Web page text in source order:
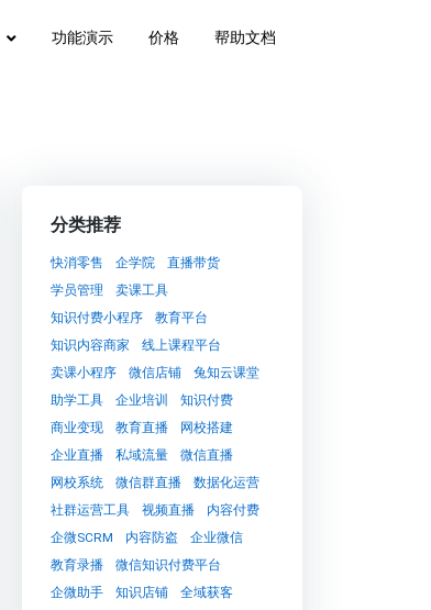
功能演示 价格 帮助文档
分类推荐
快消零售 企学院
直播带货
学员管理
卖课工具
知识付费小程序
教育平台
知识内容商家
线上课程平台
卖课小程序
微信店铺
兔知云课堂
助学工具
企业培训
知识付费
商业变现
教育直播
网校搭建
企业直播
私域流量
微信直播
网校系统
微信群直播
数据化运营
社群运营工具
视频直播
内容付费
企微SCRM
内容防盗
企业微信
教育录播
微信知识付费平台
企微助手
知识店铺
全域获客